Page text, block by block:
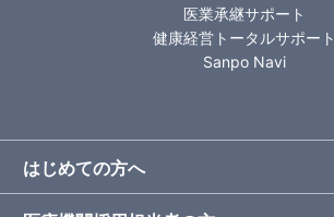
医業承継サポート
健康経営トータルサポート
Sanpo Navi
はじめての方へ